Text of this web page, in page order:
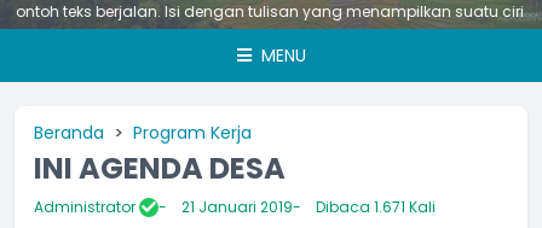
teks berjalan. Isi dengan tulisan yang menampilkan suatu ciri atau
MENU
Beranda Program Kerja
INI AGENDA DESA
Administrator 21 Januari 2019 Dibaca 1.671 Kali